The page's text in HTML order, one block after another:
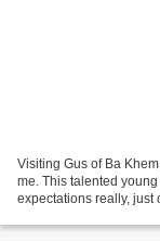
Visiting Gus of Ba
me. This talented
expectations really, just